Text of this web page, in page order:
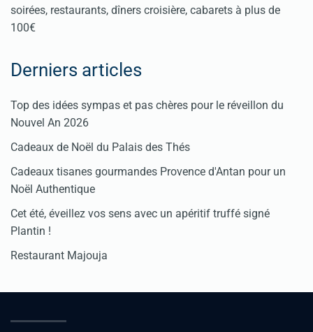
soirées, restaurants, dîners croisière, cabarets à plus de
100€
Derniers articles
Top des idées sympas et pas chères pour le réveillon du
Nouvel An 2026
Cadeaux de Noël du Palais des Thés
Cadeaux tisanes gourmandes Provence d'Antan pour un
Noël Authentique
Cet été, éveillez vos sens avec un apéritif truffé signé
Plantin !
Restaurant Majouja